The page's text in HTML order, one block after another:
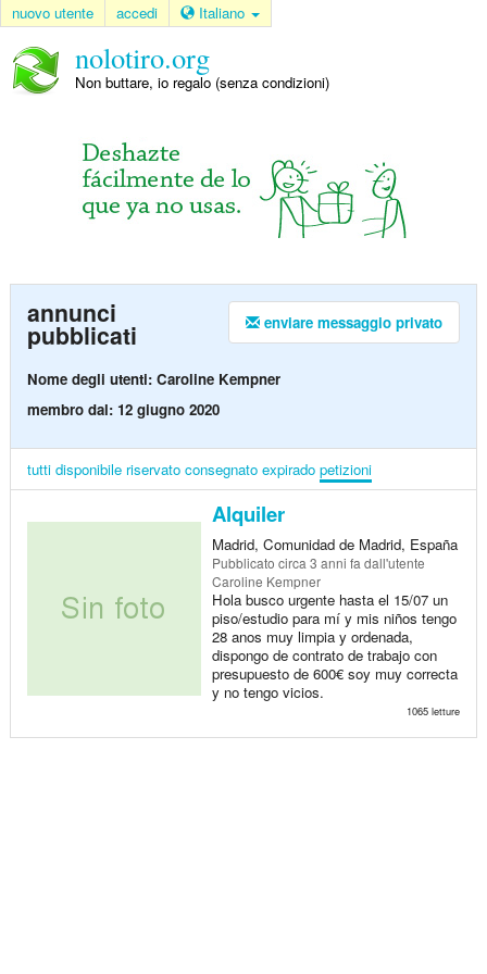
nuovo utente accedi Italiano
nolotiro.org
Non buttare, io regalo (senza condizioni)
enviare messaggio privato
annunci
pubblicati
Nome degli utenti: Caroline Kempner
membro dal: 12 giugno 2020
tutti disponibile riservato consegnato expirado petizioni
Alquiler
Madrid, Comunidad de Madrid, España
Pubblicato circa 3 anni fa dall'utente
Caroline Kempner
Hola busco urgente hasta el 15/07 un
piso/estudio para mí y mis niños tengo
28 anos muy limpia y ordenada,
dispongo de contrato de trabajo con
presupuesto de 600€ soy muy correcta
y no tengo vicios.
1065 letture